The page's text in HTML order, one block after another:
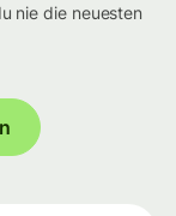
nie die neuesten